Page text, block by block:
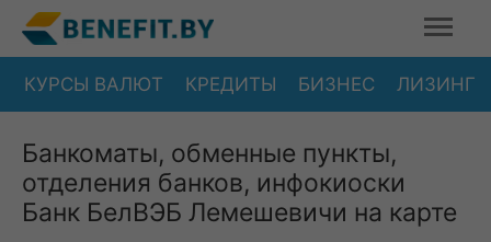
КУРСЫ ВАЛЮТ КРЕДИТЫ БИЗНЕС ЛИЗИНГ
Банкоматы, обменные пункты,
отделения банков, инфокиоски
Банк БелВЭБ Лемешевичи на карте